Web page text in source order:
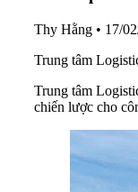
Thy Hằng • 17/
Trung tâm
Trung tâm
chiến lược cho